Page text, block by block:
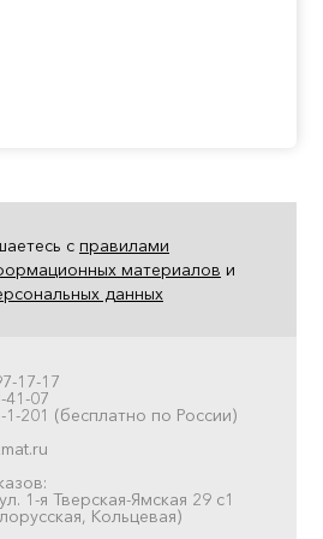
с правилами
материалов и
данных
17-17
41-07
1-201 (бесплатно по России)
1-я Тверская-Ямская 29 с1
Кольцевая)